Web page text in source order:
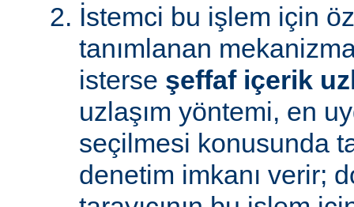
İstemci bu işlem için
tanımlanan
isterse şeffaf içerik
uzlaşım yöntemi, en
seçilmesi konusunda
denetim imkanı verir;